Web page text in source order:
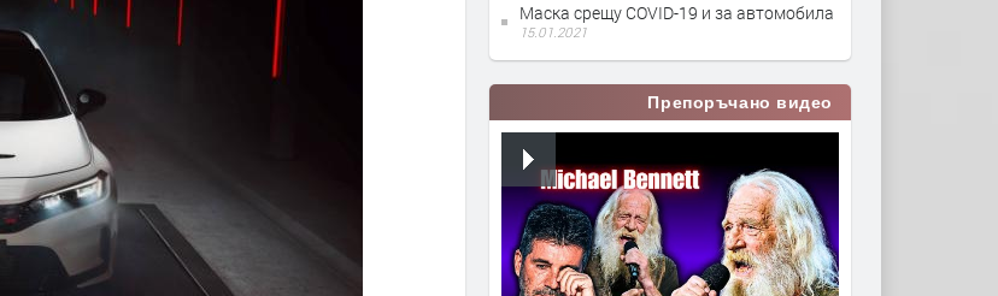
Маска срещу COVID-19 и за автомобила
15.01.2021
Препоръчано видео